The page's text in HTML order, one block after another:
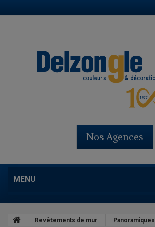
Nos Agences
MENU
Revêtements de mur Panoramiques